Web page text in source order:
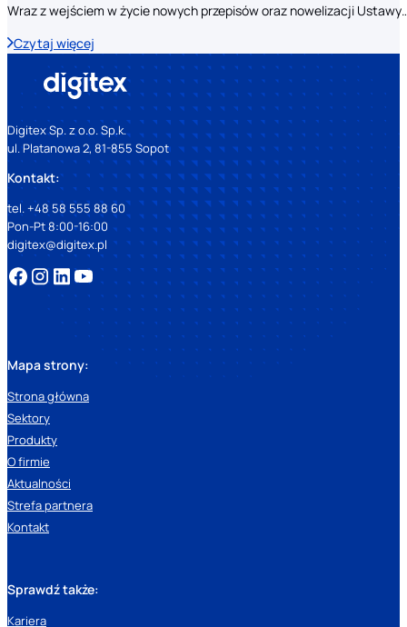
Wraz z wejściem w życie nowych przepisów oraz nowelizacji
Czytaj więcej
Digitex Sp. z o.o. Sp.k.
ul. Platanowa 2, 81-855 Sopot
Kontakt:
tel. +48 58 555 88 60
Pon-Pt 8:00-16:00
digitex@digitex.pl
Mapa strony:
Strona główna
Sektory
Produkty
O firmie
Aktualności
Strefa partnera
Kontakt
Sprawdź także:
Kariera